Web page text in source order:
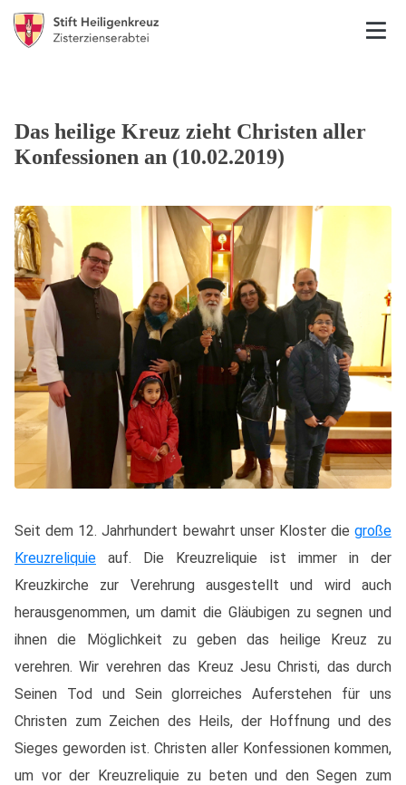
Das heilige Kreuz zieht Christen aller
Konfessionen an (10.02.2019)
Seit dem 12. Jahrhundert bewahrt unser Kloster die große
Kreuzreliquie auf. Die Kreuzreliquie ist immer in der
Kreuzkirche zur Verehrung ausgestellt und wird auch
herausgenommen, um damit die Gläubigen zu segnen und
ihnen die Möglichkeit zu geben das heilige Kreuz zu
verehren. Wir verehren das Kreuz Jesu Christi, das durch
Seinen Tod und Sein glorreiches Auferstehen für uns
Christen zum Zeichen des Heils, der Hoffnung und des
Sieges geworden ist. Christen aller Konfessionen kommen,
um vor der Kreuzreliquie zu beten und den Segen zum